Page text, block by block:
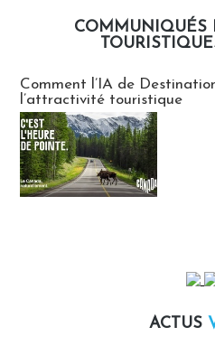
COMMUNIQUÉS
Comment l’IA de
l’attractivité touristique
ACTUS